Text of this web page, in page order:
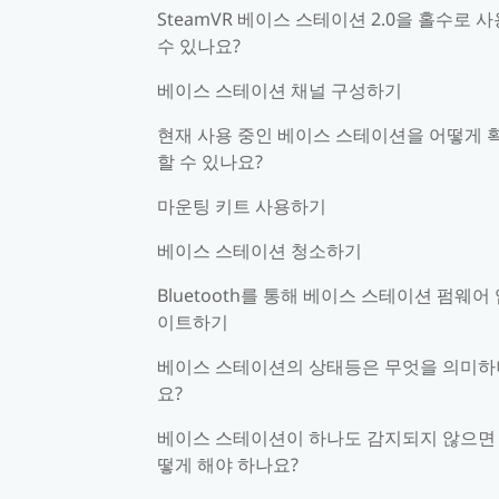
SteamVR 베이스 스테이션 2.0을 홀수로 사
수 있나요?
베이스 스테이션 채널 구성하기
현재 사용 중인 베이스 스테이션을 어떻게
할 수 있나요?
마운팅 키트 사용하기
베이스 스테이션 청소하기
Bluetooth를 통해 베이스 스테이션 펌웨어
이트하기
베이스 스테이션의 상태등은 무엇을 의미
요?
베이스 스테이션이 하나도 감지되지 않으면
떻게 해야 하나요?